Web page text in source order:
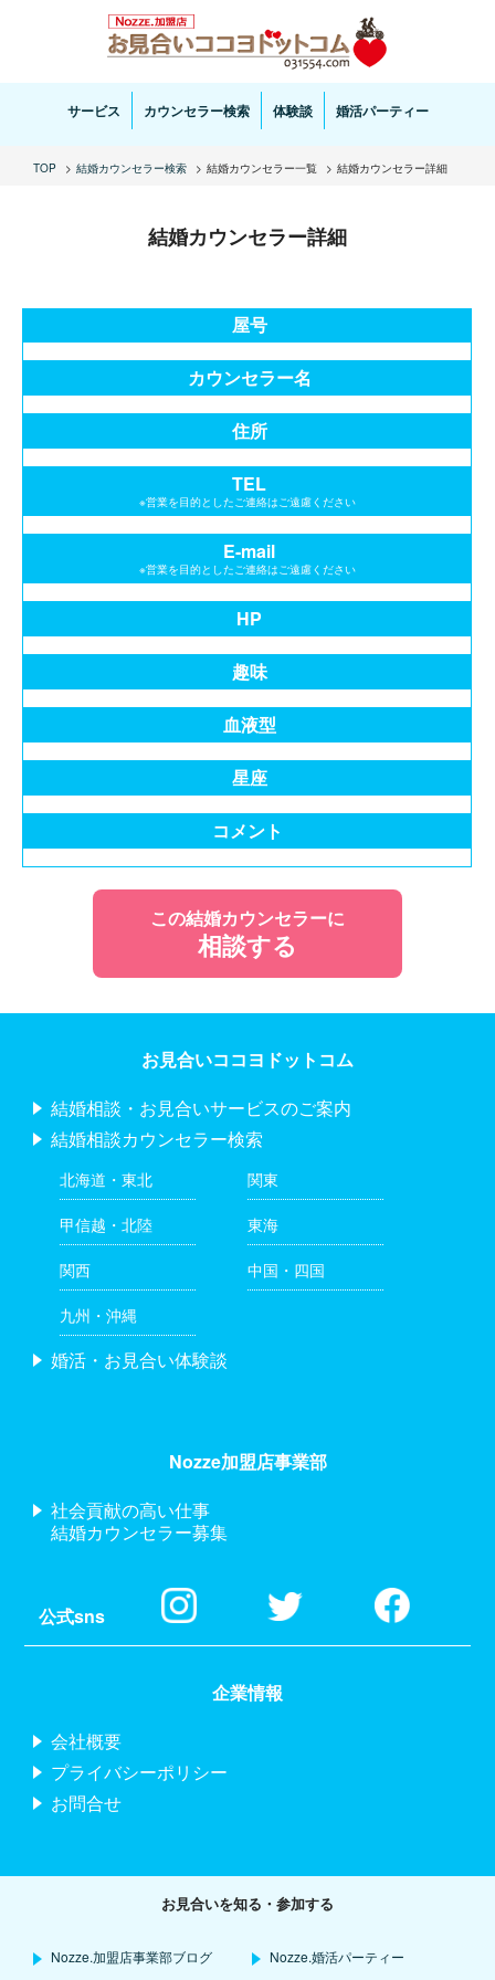
お見合い・結婚相談ならお見合いココヨドットコムへ。専任の結婚カウンセラーがサポートいた
します。
サービス カウンセラー検索 体験談 婚活パーティー
TOP 結婚カウンセラー検索 結婚カウンセラー一覧 結婚カウンセラー詳細
結婚カウンセラー詳細
屋号
カウンセラー名
住所
TEL
※営業を目的としたご連絡はご遠慮ください
E-mail
※営業を目的としたご連絡はご遠慮ください
HP
趣味
血液型
星座
コメント
この結婚カウンセラーに
相談する
お見合いココヨドットコム
結婚相談・お見合いサービスのご案内
結婚相談カウンセラー検索
北海道・東北 関東
甲信越・北陸 東海
関西 中国・四国
九州・沖縄
婚活・お見合い体験談
Nozze加盟店事業部
社会貢献の高い仕事
結婚カウンセラー募集
公式sns
企業情報
会社概要
プライバシーポリシー
お問合せ
お見合いを知る・参加する
Nozze.加盟店事業部ブログ Nozze.婚活パーティー